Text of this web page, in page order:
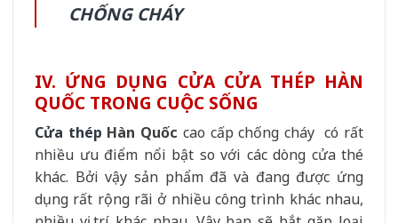
CHỐNG CHÁY
IV. ỨNG DỤNG CỬA CỬA THÉP HÀN
QUỐC TRONG CUỘC SỐNG
Cửa thép Hàn Quốc cao cấp chống cháy có rất
nhiều ưu điểm nổi bật so với các dòng cửa thé
khác. Bởi vậy sản phẩm đã và đang được ứng
dụng rất rộng rãi ở nhiều công trình khác nhau,